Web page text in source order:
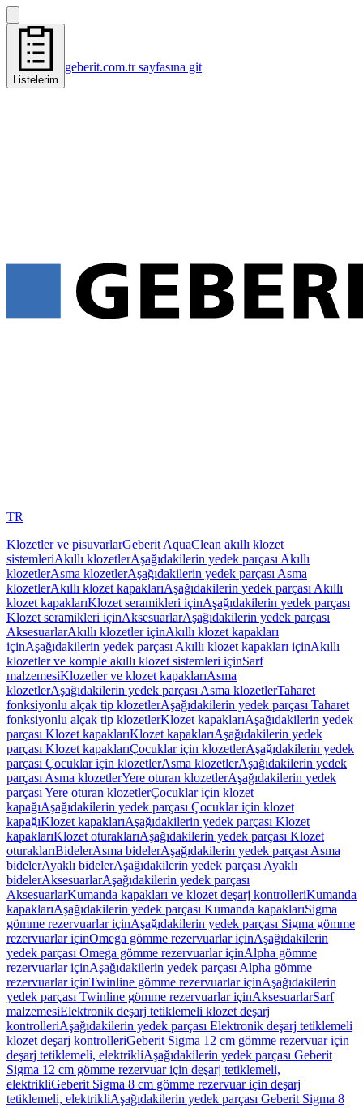
Listelerim
geberit.com.tr sayfasına git
TR
Klozetler ve pisuvarlarGeberit AquaClean akıllı klozet
sistemleriAkıllı klozetlerAşağıdakilerin yedek parçası Akıllı
klozetlerAsma klozetlerAşağıdakilerin yedek parçası Asma
klozetlerAkıllı klozet kapaklarıAşağıdakilerin yedek parçası Akıllı
klozet kapaklarıKlozet seramikleri içinAşağıdakilerin yedek parçası
Klozet seramikleri içinAksesuarlarAşağıdakilerin yedek parçası
AksesuarlarAkıllı klozetler içinAkıllı klozet kapakları
içinAşağıdakilerin yedek parçası Akıllı klozet kapakları içinAkıllı
klozetler ve komple akıllı klozet sistemleri içinSarf
malzemesiKlozetler ve klozet kapaklarıAsma
klozetlerAşağıdakilerin yedek parçası Asma klozetlerTaharet
fonksiyonlu alçak tip klozetlerAşağıdakilerin yedek parçası Taharet
fonksiyonlu alçak tip klozetlerKlozet kapaklarıAşağıdakilerin yedek
parçası Klozet kapaklarıKlozet kapaklarıAşağıdakilerin yedek
parçası Klozet kapaklarıÇocuklar için klozetlerAşağıdakilerin yedek
parçası Çocuklar için klozetlerAsma klozetlerAşağıdakilerin yedek
parçası Asma klozetlerYere oturan klozetlerAşağıdakilerin yedek
parçası Yere oturan klozetlerÇocuklar için klozet
kapağıAşağıdakilerin yedek parçası Çocuklar için klozet
kapağıKlozet kapaklarıAşağıdakilerin yedek parçası Klozet
kapaklarıKlozet oturaklarıAşağıdakilerin yedek parçası Klozet
oturaklarıBidelerAsma bidelerAşağıdakilerin yedek parçası Asma
bidelerAyaklı bidelerAşağıdakilerin yedek parçası Ayaklı
bidelerAksesuarlarAşağıdakilerin yedek parçası
AksesuarlarKumanda kapakları ve klozet deşarj kontrolleriKumanda
kapaklarıAşağıdakilerin yedek parçası Kumanda kapaklarıSigma
gömme rezervuarlar içinAşağıdakilerin yedek parçası Sigma gömme
rezervuarlar içinOmega gömme rezervuarlar içinAşağıdakilerin
yedek parçası Omega gömme rezervuarlar içinAlpha gömme
rezervuarlar içinAşağıdakilerin yedek parçası Alpha gömme
rezervuarlar içinTwinline gömme rezervuarlar içinAşağıdakilerin
yedek parçası Twinline gömme rezervuarlar içinAksesuarlarSarf
malzemesiElektronik deşarj tetiklemeli klozet deşarj
kontrolleriAşağıdakilerin yedek parçası Elektronik deşarj tetiklemeli
klozet deşarj kontrolleriGeberit Sigma 12 cm gömme rezervuar için
deşarj tetiklemeli, elektrikliAşağıdakilerin yedek parçası Geberit
Sigma 12 cm gömme rezervuar için deşarj tetiklemeli,
elektrikliGeberit Sigma 8 cm gömme rezervuar için deşarj
tetiklemeli, elektrikliAşağıdakilerin yedek parçası Geberit Sigma 8